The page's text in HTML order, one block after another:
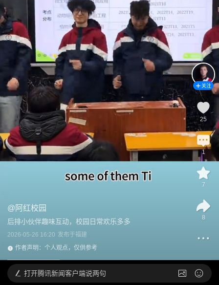
@ 阿红校园
后排小伙伴趣味互动，校园日常欢乐多多
2026-05-26 16:20 发布于福建
作者声明：个人观点，仅供参考
关注
25
1
7
8
打开腾讯新闻客户端说两句